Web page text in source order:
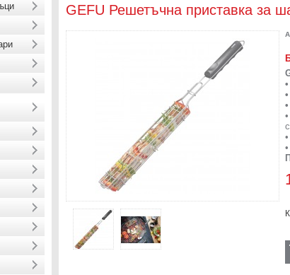
GEFU Решетъчна приставка за
•
•
•